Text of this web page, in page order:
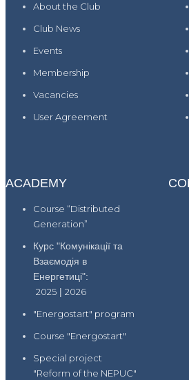
About the Club
Club News
Events
Membership
Vacancies
User Agreement
ACADEMY
Course “Distributed
Generation”
Курс "Комунікації та
Взаємодія в
Енергетиці":
2025 | 2026
"Energostart" program
Course "Energostart"
Special project
"Reform of the NEPUC"